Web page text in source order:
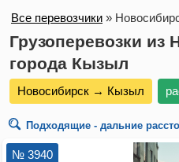
Все перевозчики »
Грузоперевозки из
города Кызыл
Новосибирск → Кызыл
Подходящие - дальние
№ 3940